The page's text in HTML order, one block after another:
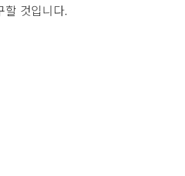
할 것입니다.